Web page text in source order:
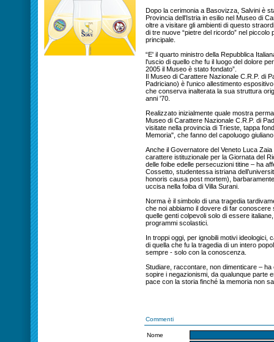
Dopo la cerimonia a Basovizza, Salvini è
Provincia dell'Istria in esilio nel Museo di
oltre a visitare gli ambienti di questo
di tre nuove “pietre del ricordo” nel
principale.
“E' il quarto ministro della Repubblica
l'uscio di quello che fu il luogo del dolore
2005 il Museo è stato fondato”.
Il Museo di Carattere Nazionale C.R.P. di
Padriciano) è l'unico allestimento
che conserva inalterata la sua struttura
anni '70.
Realizzato inizialmente quale mostra
Museo di Carattere Nazionale C.R.P. di
visitate nella provincia di Trieste, tappa
Memoria", che fanno del capoluogo
Anche il Governatore del Veneto Luca
carattere istituzionale per la Giornata del
delle foibe edelle persecuzioni titine – ha
Cossetto, studentessa istriana
honoris causa post mortem),
uccisa nella foiba di Villa Surani.
Norma è il simbolo di una tragedia
che noi abbiamo il dovere di far
quelle genti colpevoli solo di essere
programmi scolastici.
In troppi oggi, per ignobili motivi ideologici,
di quella che fu la tragedia di un intero
sempre - solo con la conoscenza.
Studiare, raccontare, non dimenticare –
sopire i negazionismi, da qualunque parte
pace con la storia finché la memoria non
Commenti
Nome